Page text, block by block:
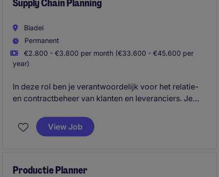
Supply Chain Planning
Bladel
Permanent
€2.800 - €3.800 per month (€33.600 - €45.600 per
year)
In deze rol ben je verantwoordelijk voor het relatie-
en contractbeheer van klanten en leveranciers. Je
optimaliseren van de Supply Chain-planning.
Daarnaast onderhoud je dagelijks contact met
Logistiek, Trade, Finance en Quality Assurance. Je
View Job
Productie Planner